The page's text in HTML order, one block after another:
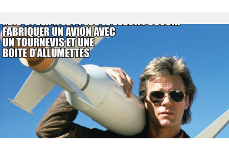
Derniers articles
Municipales 2026 : Lyon, Métropole et Caluire, mon choix pour l’avenir
Explorez les Chemins Enchantés à Vélo : Aventures Familiales près de
Lyon !
Quel Lyonnais es-tu, Renaud Ducher ?
A quand une véritable place pour le vélo à Caluire dans la Métropole de
Comment je vis ma vie sur un vélo